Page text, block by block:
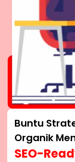
Buntu
Organik
SEO-